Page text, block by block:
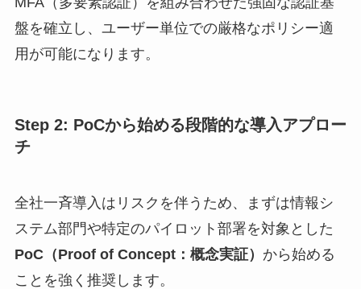
盤を確立し、ユーザー単位での厳格なポリシー適
用が可能になります。
Step 2: PoCから始める段階的な導入アプロー
チ
全社一斉導入はリスクを伴うため、まずは情報シ
ステム部門や特定のパイロット部署を対象とした
PoC（Proof of Concept：概念実証） から始める
ことを強く推奨します。